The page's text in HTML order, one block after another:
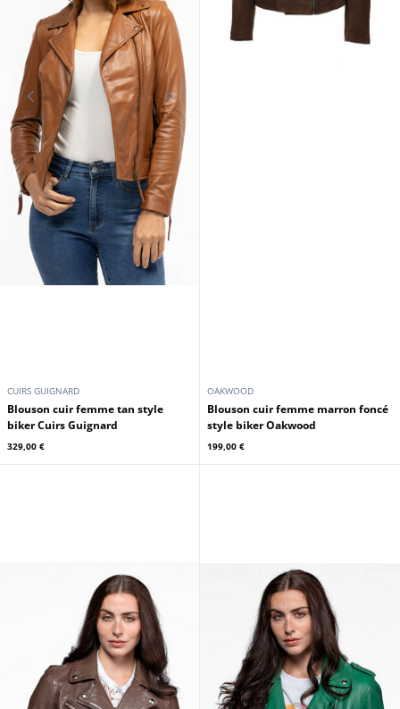
CUIRS GUIGNARD
Blouson cuir femme tan style
biker Cuirs Guignard
329,00 €
OAKWOOD
Blouson cuir femme marron foncé
style biker Oakwood
199,00 €